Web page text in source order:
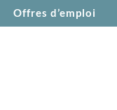
Offres d’emploi